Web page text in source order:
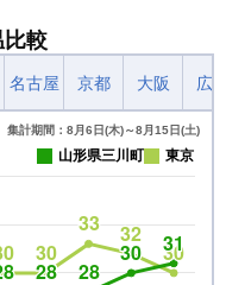
比較
名古屋 京都 大阪 広
集計期間：8月6日(木)～8月15日(土)
山形県三川町 東京